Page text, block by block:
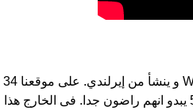
Liam هو اسم للبنين الأسم شكل من أشكال Wilhelm و ينشأ من إيرلندي. على موقعنا 34
الأشخاص بأسم Liam (قدر اسمائهم ب 5 نجمة من 5 يبدو انهم راضون جدا. فى الخارج هذا